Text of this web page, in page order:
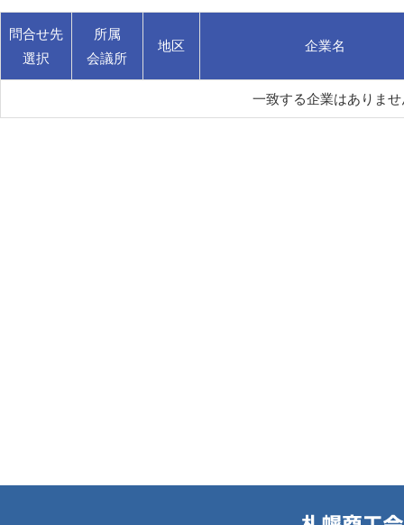
問合せ先
選択
所属
会議所
地区 企業名
一致する企業はありま